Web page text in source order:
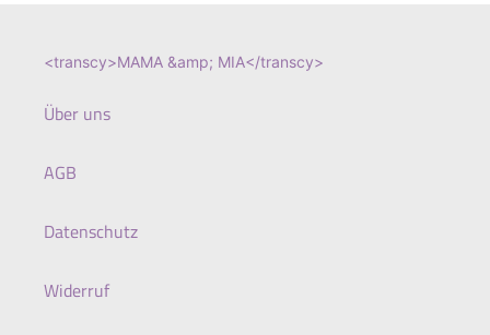
<transcy>MAMA &amp; MIA</transcy>
Über uns
AGB
Datenschutz
Widerruf